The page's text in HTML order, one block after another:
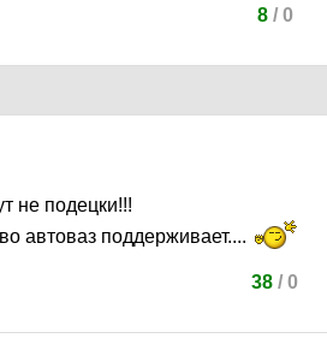
8/ 0
не подецки!!!
автоваз поддерживает....
38 / 0